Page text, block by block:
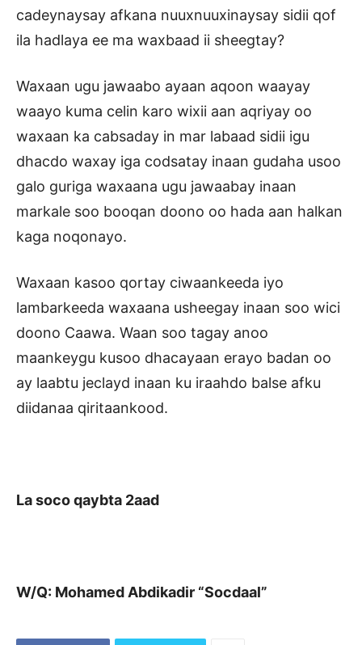
cadeynaysay afkana nuuxnuuxinaysay sidii qof
ila hadlaya ee ma waxbaad ii sheegtay?
Waxaan ugu jawaabo ayaan aqoon waayay
waayo kuma celin karo wixii aan aqriyay oo
waxaan ka cabsaday in mar labaad sidii igu
dhacdo waxay iga codsatay inaan gudaha usoo
galo guriga waxaana ugu jawaabay inaan
markale soo booqan doono oo hada aan halkan
kaga noqonayo.
Waxaan kasoo qortay ciwaankeeda iyo
lambarkeeda waxaana usheegay inaan soo wici
doono Caawa. Waan soo tagay anoo
maankeygu kusoo dhacayaan erayo badan oo
ay laabtu jeclayd inaan ku iraahdo balse afku
diidanaa qiritaankood.
La soco qaybta 2aad
W/Q: Mohamed Abdikadir “Socdaal”